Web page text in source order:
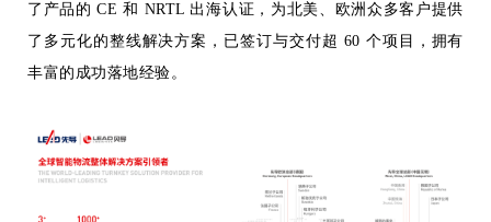
了产品的 CE 和 NRTL 出海认证，为北美、欧洲众多客户提供
了多元化的整线解决方案，已签订与交付超 60 个项目，拥有
丰富的成功落地经验。